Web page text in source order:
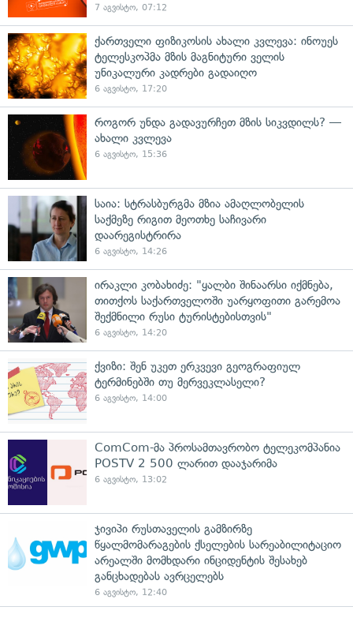
7 აგვისტო, 07:12
ქართველი ფიზიკოსის ახალი კვლევა: ინოუეს
ტელესკოპმა მზის მაგნიტური ველის
უნიკალური კადრები გადაიღო
6 აგვისტო, 17:20
როგორ უნდა გადავურჩეთ მზის სიკვდილს? —
ახალი კვლევა
6 აგვისტო, 15:36
საია: სტრასბურგმა მზია ამაღლობელის
საქმეზე რიგით მეოთხე საჩივარი
დაარეგისტრირა
6 აგვისტო, 14:26
ირაკლი კობახიძე: "ყალბი შინაარსი იქმნება,
თითქოს საქართველოში უარყოფითი გარემოა
შექმნილი რუსი ტურისტებისთვის"
6 აგვისტო, 14:20
ქვიზი: შენ უკეთ ერკვევი გეოგრაფიულ
ტერმინებში თუ მერვეკლასელი?
6 აგვისტო, 14:00
ComCom-მა პროსამთავრობო ტელეკომპანია
POSTV 2 500 ლარით დააჯარიმა
6 აგვისტო, 13:02
ჯივიპი რუსთაველის გამზირზე
წყალმომარაგების ქსელების სარეაბილიტაციო
არეალში მომხდარი ინციდენტის შესახებ
განცხადებას ავრცელებს
6 აგვისტო, 12:40